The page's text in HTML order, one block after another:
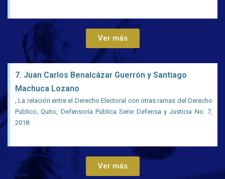
Ver más
7. Juan Carlos Benalcázar Guerrón y Santiago
Machuca Lozano
, La relación entre el Derecho Electoral con otras ramas del Derecho
Público, Quito, Defensoría Pública Serie Defensa y Justicia No. 7,
2018.
Ver más